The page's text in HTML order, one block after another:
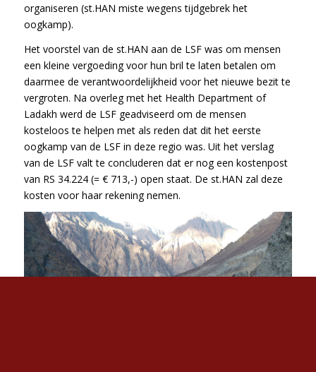
organiseren (st.HAN miste wegens tijdgebrek het
oogkamp).
Het voorstel van de st.HAN aan de LSF was om mensen
een kleine vergoeding voor hun bril te laten betalen om
daarmee de verantwoordelijkheid voor het nieuwe bezit te
vergroten. Na overleg met het Health Department of
Ladakh werd de LSF geadviseerd om de mensen
kosteloos te helpen met als reden dat dit het eerste
oogkamp van de LSF in deze regio was. Uit het verslag
van de LSF valt te concluderen dat er nog een kostenpost
van RS 34.224 (= € 713,-) open staat. De st.HAN zal deze
kosten voor haar rekening nemen.